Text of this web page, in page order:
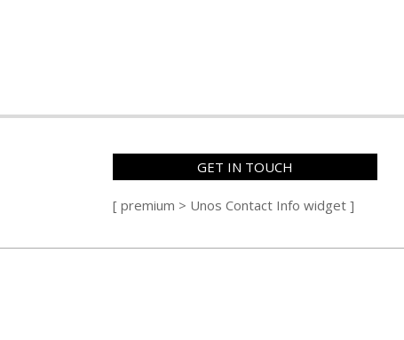
GET IN TOUCH
[ premium > Unos Contact Info widget ]